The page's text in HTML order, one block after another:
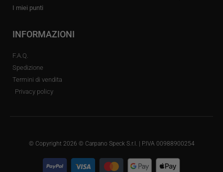
I miei punti
INFORMAZIONI
F.A.Q.
Spedizione
Termini di vendita
Privacy policy
© Copyright 2026 © Carpano Speck S.r.l. | P.IVA 00988900254